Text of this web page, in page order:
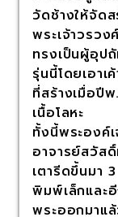
วัดช้างให้จัด
พระเจ้าวรว
ทรงเป็นผู้อุป
รุ่นนี้โดยเอาเ
ที่สร้างเมื่อปี
เนื้อโลหะ
ทั้งนี้พระองค์
อาจารย์สวัส
เตารีดขึ้นมา
พิมพ์เล็กและ
พระออกมาแ